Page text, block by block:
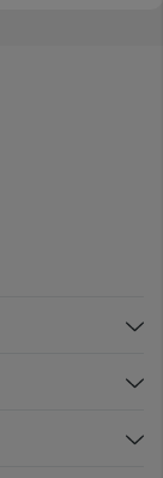
1.5l (sdr)